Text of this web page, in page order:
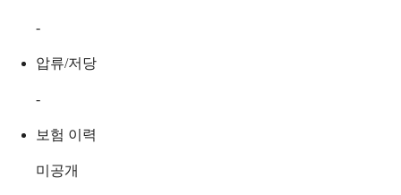
-
압류/저당
-
보험 이력
미공개